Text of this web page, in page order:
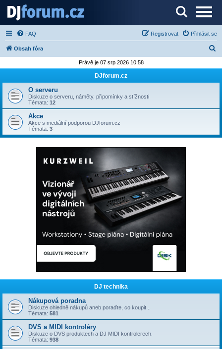
Server o DJ technice a DJingu
FAQ Přihlásit se
Registrovat
Obsah fóra
d
t
Právě je 07 srp 2026 10:58
DJforum.cz
O serveru
Diskuze o serveru, náměty, připomínky a stížnosti
Témata: 12
Akce
Akce s mediální podporou DJforum.cz
Témata: 3
DJ technika
Nákupová poradna
Diskuze ohledně nákupů aneb poraďte, co koupit...
Témata: 581
DVS a MIDI kontroléry
Diskuze o DVS produktech a DJ MIDI kontrolerech.
Témata: 938